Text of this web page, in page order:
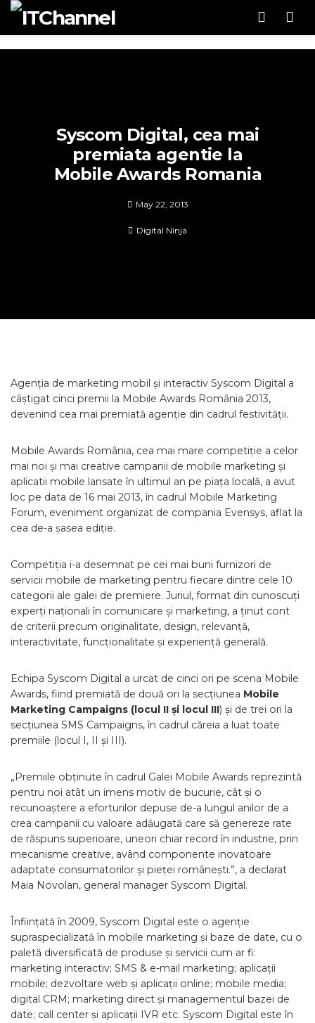
Syscom Digital, cea mai
premiata agentie la
Mobile Awards Romania
May 22, 2013
Digital Ninja
Agenția de marketing mobil și interactiv Syscom Digital a
câștigat cinci premii la Mobile Awards România 2013,
devenind cea mai premiată agenție din cadrul festivității.
Mobile Awards România, cea mai mare competiție a celor
mai noi și mai creative campanii de mobile marketing și
aplicatii mobile lansate în ultimul an pe piața locală, a avut
loc pe data de 16 mai 2013, în cadrul Mobile Marketing
Forum, eveniment organizat de compania Evensys, aflat la
cea de-a șasea ediție.
Competiția i-a desemnat pe cei mai buni furnizori de
servicii mobile de marketing pentru fiecare dintre cele 10
categorii ale galei de premiere. Juriul, format din cunoscuți
experți naționali în comunicare și marketing, a ținut cont
de criterii precum originalitate, design, relevanță,
interactivitate, funcționalitate și experiență generală.
Echipa Syscom Digital a urcat de cinci ori pe scena Mobile
Awards, fiind premiată de două ori la secțiunea Mobile
Marketing Campaigns (locul II și locul III) și de trei ori la
secțiunea SMS Campaigns, în cadrul căreia a luat toate
premiile (locul I, II și III).
„Premiile obținute în cadrul Galei Mobile Awards reprezintă
pentru noi atât un imens motiv de bucurie, cât și o
recunoaștere a eforturilor depuse de-a lungul anilor de a
crea campanii cu valoare adăugată care să genereze rate
de răspuns superioare, uneori chiar record în industrie, prin
mecanisme creative, având componente inovatoare
adaptate consumatorilor și pieței românești.”, a declarat
Maia Novolan, general manager Syscom Digital.
Înființată în 2009, Syscom Digital este o agenție
supraspecializată în mobile marketing și baze de date, cu o
paletă diversificată de produse și servicii cum ar fi:
marketing interactiv; SMS & e-mail marketing; aplicații
mobile; dezvoltare web și aplicații online; mobile media;
digital CRM; marketing direct și managementul bazei de
date; call center și aplicații IVR etc. Syscom Digital este în